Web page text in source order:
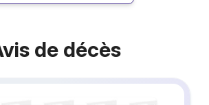
de décès